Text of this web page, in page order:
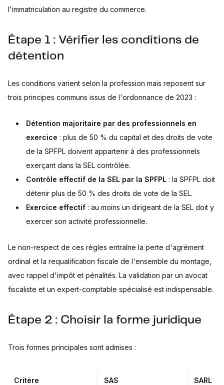
l'immatriculation au registre du commerce.
Étape 1 : Vérifier les conditions de
détention
Les conditions varient selon la profession mais reposent sur
trois principes communs issus de l'ordonnance de 2023 :
Détention majoritaire par des professionnels en
exercice : plus de 50 % du capital et des droits de vote
de la SPFPL doivent appartenir à des professionnels
exerçant dans la SEL contrôlée.
Contrôle effectif de la SEL par la SPFPL : la SPFPL doit
détenir plus de 50 % des droits de vote de la SEL.
Exercice effectif : au moins un dirigeant de la SEL doit y
exercer son activité professionnelle.
Le non-respect de ces règles entraîne la perte d'agrément
ordinal et la requalification fiscale de l'ensemble du montage,
avec rappel d'impôt et pénalités. La validation par un avocat
fiscaliste et un expert-comptable spécialisé est indispensable.
Étape 2 : Choisir la forme juridique
Trois formes principales sont admises :
Critère SAS SARL